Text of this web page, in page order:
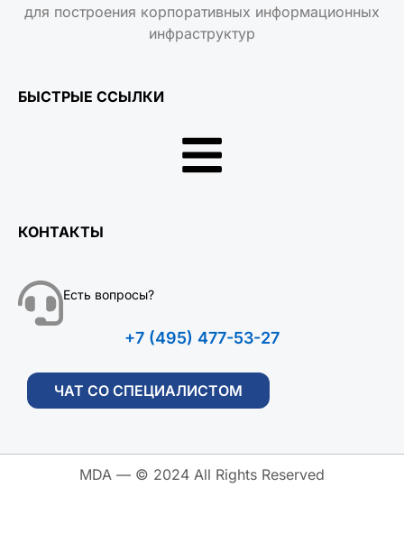
для построения корпоративных информационных
инфраструктур
БЫСТРЫЕ ССЫЛКИ
КОНТАКТЫ
Есть вопросы?
+7 (495) 477-53-27
ЧАТ СО СПЕЦИАЛИСТОМ
MDA — © 2024 All Rights Reserved